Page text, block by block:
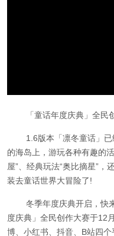
「童话年度庆典」全民
1.6版本「凛冬童话」已
的海岛上，游玩各种有趣的
屋”、经典玩法“奥比摘星”
装去童话世界大冒险了!
冬季年度庆典开启，快来
度庆典」全民创作大赛于12
博、小红书、抖音、B站四